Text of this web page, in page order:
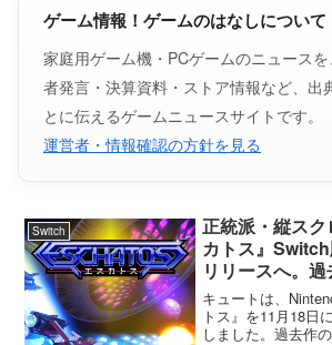
ゲーム情報！ゲームのはなしについて
家庭用ゲーム機・PCゲームのニュース
者発言・決算資料・ストア情報など、出
とに伝えるゲームニュースサイトです。
運営者・情報確認の方針を見る
Switch
正統派・縦ス
カトス』
リリースへ。
ントシルバー
ィナルシンズ
キュートは、
トス』を11月18日
しました。過去作